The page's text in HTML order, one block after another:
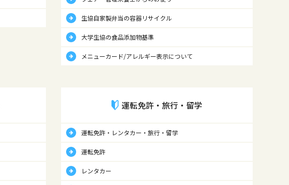
生協自家製弁当の容器リサイクル
大学生協の食品添加物基準
メニューカード/アレルギー表示について
運転免許・旅行・留学
運転免許・レンタカー・旅行・留学
運転免許
レンタカー